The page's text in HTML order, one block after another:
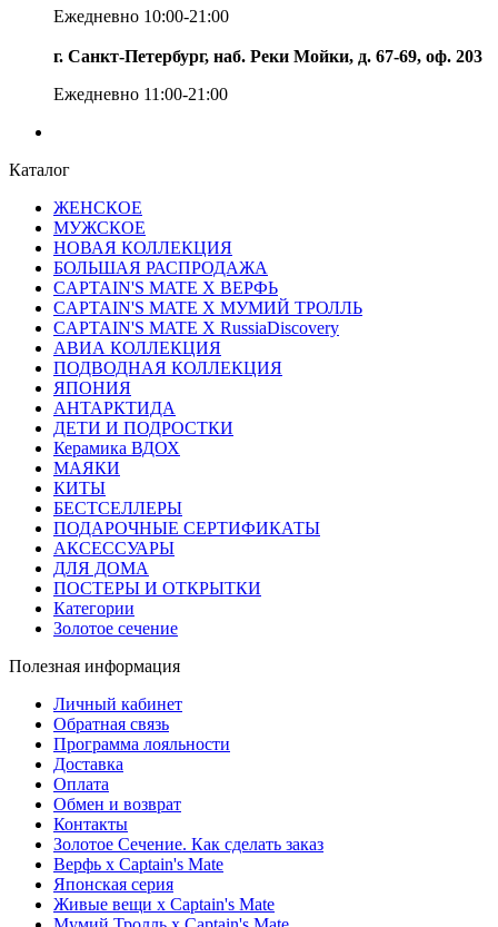
Ежедневно 10:00-21:00
г. Санкт-Петербург, наб. Реки Мойки, д. 67-69, оф. 203
Ежедневно 11:00-21:00
Каталог
ЖЕНСКОЕ
МУЖСКОЕ
НОВАЯ КОЛЛЕКЦИЯ
БОЛЬШАЯ РАСПРОДАЖА
CAPTAIN'S MATE X ВЕРФЬ
CAPTAIN'S MATE Х МУМИЙ ТРОЛЛЬ
CAPTAIN'S MATE X RussiaDiscovery
АВИА КОЛЛЕКЦИЯ
ПОДВОДНАЯ КОЛЛЕКЦИЯ
ЯПОНИЯ
АНТАРКТИДА
ДЕТИ И ПОДРОСТКИ
Керамика ВДОХ
МАЯКИ
КИТЫ
БЕСТСЕЛЛЕРЫ
ПОДАРОЧНЫЕ СЕРТИФИКАТЫ
АКСЕССУАРЫ
ДЛЯ ДОМА
ПОСТЕРЫ И ОТКРЫТКИ
Категории
Золотое сечение
Полезная информация
Личный кабинет
Обратная связь
Программа лояльности
Доставка
Оплата
Обмен и возврат
Контакты
Золотое Сечение. Как сделать заказ
Верфь х Captain's Mate
Японская серия
Живые вещи х Captain's Mate